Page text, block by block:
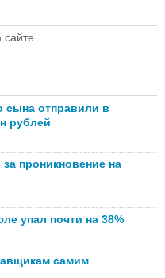
сайте.
сына отправили в
рублей
проникновение на
упал почти на 38%
самим